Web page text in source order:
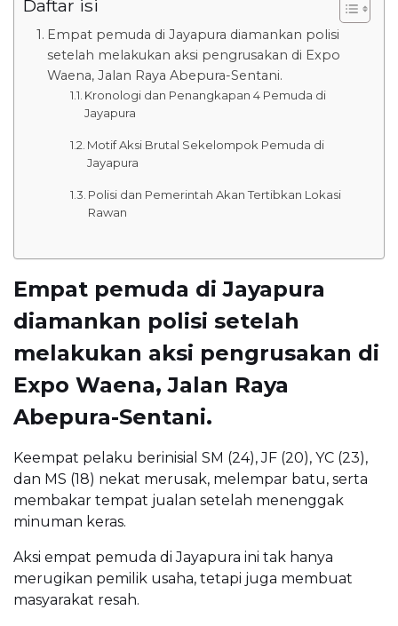
Daftar isi
Empat pemuda di Jayapura diamankan polisi
setelah melakukan aksi pengrusakan di Expo
Waena, Jalan Raya Abepura-Sentani.
Kronologi dan Penangkapan 4 Pemuda di
Jayapura
Motif Aksi Brutal Sekelompok Pemuda di
Jayapura
Polisi dan Pemerintah Akan Tertibkan Lokasi
Rawan
Empat pemuda di Jayapura
diamankan polisi setelah
melakukan aksi pengrusakan di
Expo Waena, Jalan Raya
Abepura-Sentani.
Keempat pelaku berinisial SM (24), JF (20), YC (23),
dan MS (18) nekat merusak, melempar batu, serta
membakar tempat jualan setelah menenggak
minuman keras.
Aksi empat pemuda di Jayapura ini tak hanya
merugikan pemilik usaha, tetapi juga membuat
masyarakat resah.